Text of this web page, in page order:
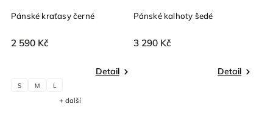
Pánské kraťasy černé
2 590 Kč
Detail
S M L
+ další
Pánské kalhoty šedé
3 290 Kč
Detail